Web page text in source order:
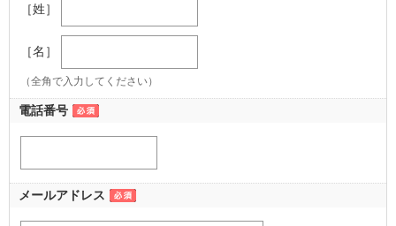
［姓］
［名］
（全角で入力してください）
電話番号
メールアドレス